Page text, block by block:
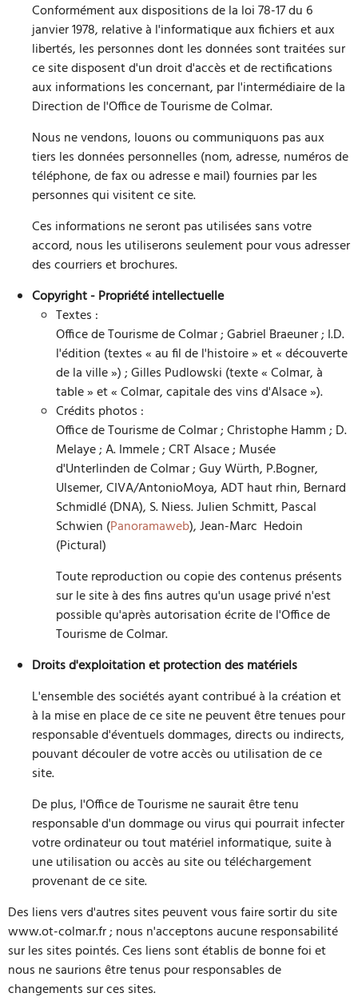
Conformément aux dispositions de la loi 78-17 du 6
janvier 1978, relative à l'informatique aux fichiers et aux
libertés, les personnes dont les données sont traitées sur
ce site disposent d'un droit d'accès et de rectifications
aux informations les concernant, par l'intermédiaire de la
Direction de l'Office de Tourisme de Colmar.
Nous ne vendons, louons ou communiquons pas aux
tiers les données personnelles (nom, adresse, numéros de
téléphone, de fax ou adresse e mail) fournies par les
personnes qui visitent ce site.
Ces informations ne seront pas utilisées sans votre
accord, nous les utiliserons seulement pour vous adresser
des courriers et brochures.
Copyright - Propriété intellectuelle
Textes :
Office de Tourisme de Colmar ; Gabriel Braeuner ; I.D.
l'édition (textes « au fil de l'histoire » et « découverte
de la ville ») ; Gilles Pudlowski (texte « Colmar, à
table » et « Colmar, capitale des vins d'Alsace »).
Crédits photos :
Office de Tourisme de Colmar ; Christophe Hamm ; D.
Melaye ; A. Immele ; CRT Alsace ; Musée
d'Unterlinden de Colmar ; Guy Würth, P.Bogner,
Ulsemer, CIVA/AntonioMoya, ADT haut rhin, Bernard
Schmidlé (DNA), S. Niess. Julien Schmitt, Pascal
Schwien (Panoramaweb), Jean-Marc Hedoin
(Pictural)
Toute reproduction ou copie des contenus présents
sur le site à des fins autres qu'un usage privé n'est
possible qu'après autorisation écrite de l'Office de
Tourisme de Colmar.
Droits d'exploitation et protection des matériels
L'ensemble des sociétés ayant contribué à la création et
à la mise en place de ce site ne peuvent être tenues pour
responsable d'éventuels dommages, directs ou indirects,
pouvant découler de votre accès ou utilisation de ce
site.
De plus, l'Office de Tourisme ne saurait être tenu
responsable d'un dommage ou virus qui pourrait infecter
votre ordinateur ou tout matériel informatique, suite à
une utilisation ou accès au site ou téléchargement
provenant de ce site.
Des liens vers d'autres sites peuvent vous faire sortir du site
www.ot-colmar.fr ; nous n'acceptons aucune responsabilité
sur les sites pointés. Ces liens sont établis de bonne foi et
nous ne saurions être tenus pour responsables de
changements sur ces sites.